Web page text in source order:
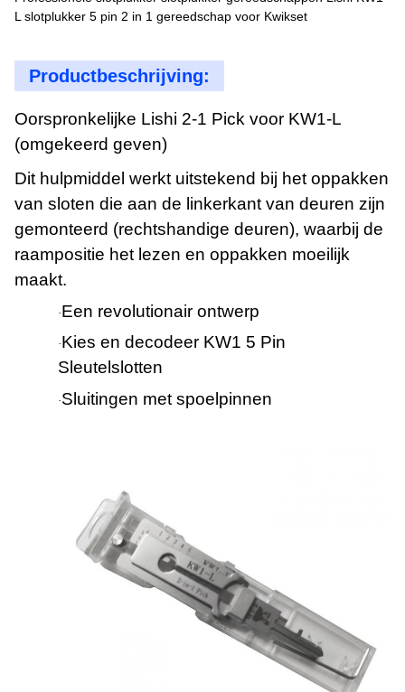
L slotplukker 5 pin 2 in 1 gereedschap voor Kwikset
Productbeschrijving:
Oorspronkelijke Lishi 2-1 Pick voor KW1-L
(omgekeerd geven)
Dit hulpmiddel werkt uitstekend bij het oppakken
van sloten die aan de linkerkant van deuren zijn
gemonteerd (rechtshandige deuren), waarbij de
raampositie het lezen en oppakken moeilijk
maakt.
·Een revolutionair ontwerp
·Kies en decodeer KW1 5 Pin
Sleutelslotten
·Sluitingen met spoelpinnen